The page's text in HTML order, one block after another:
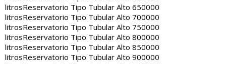
litrosReservatorio Tipo Tubular Alto 650000
litrosReservatorio Tipo Tubular Alto 700000
litrosReservatorio Tipo Tubular Alto 750000
litrosReservatorio Tipo Tubular Alto 800000
litrosReservatorio Tipo Tubular Alto 850000
litrosReservatorio Tipo Tubular Alto 900000